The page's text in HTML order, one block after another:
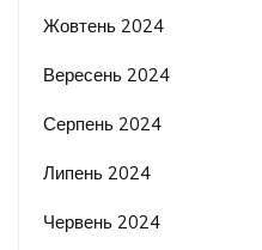
Жовтень 2024
Вересень 2024
Серпень 2024
Липень 2024
Червень 2024